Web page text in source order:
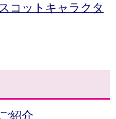
コットキャラクタ
紹介